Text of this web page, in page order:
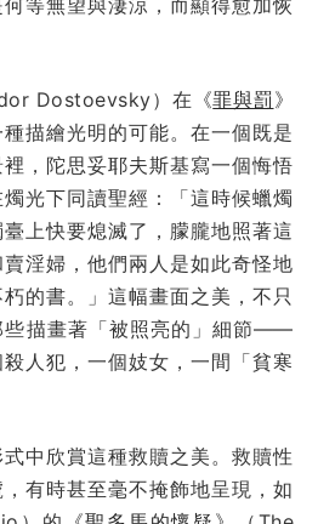
Dostoevsky）在《罪與罰》
描繪光明的可能。在一個既是
，陀思妥耶夫斯基寫一個悔悟
光下同讀聖經：「這時候蠟燭
上快要熄滅了，朦朧地照著這
淫婦，他們兩人是如此奇怪地
的書。」這幅畫面之美，不只
些描畫著「被照亮的」細節——
人犯，一個妓女，一間「貧寒
中欣賞這種救贖之美。救贖性
有時甚至毫不掩飾地呈現，如